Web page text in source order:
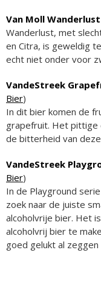
Van Moll Wanderlust
Wanderlust, met
en Citra, is geweldig
echt niet onder voor
VandeStreek
Bier)
In dit bier komen de
grapefruit. Het
de bitterheid van
VandeStreek
Bier)
In de Playground
zoek naar de juiste
alcoholvrije bier. Het
alcoholvrij bier te
goed gelukt al zeggen